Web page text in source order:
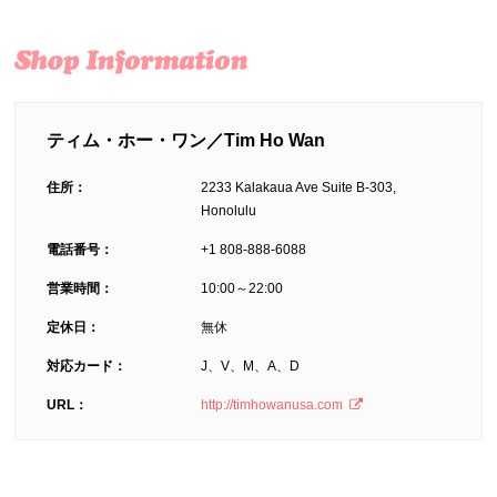
ティム・ホー・ワン／Tim Ho Wan
住所：
2233 Kalakaua Ave Suite B-303,
Honolulu
電話番号： +1 808-888-6088
営業時間： 10:00～22:00
定休日： 無休
対応カード： J、V、M、A、D
URL： http://timhowanusa.com